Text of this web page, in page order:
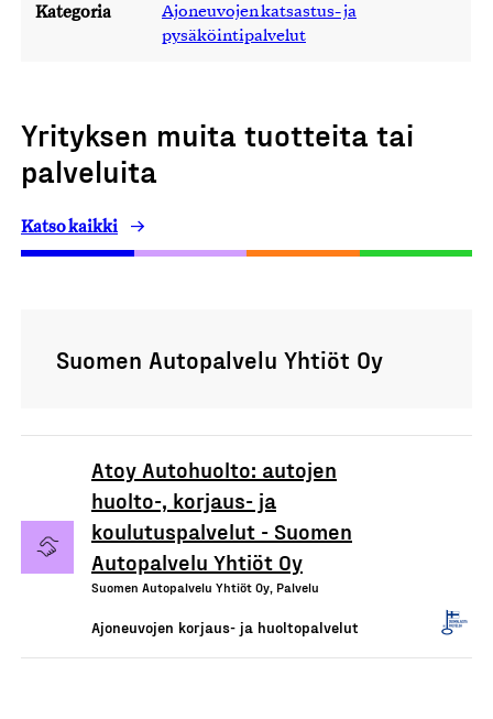
Kategoria
Ajoneuvojen katsastus- ja
pysäköintipalvelut
Yrityksen muita tuotteita tai
palveluita
Katso kaikki
Suomen Autopalvelu Yhtiöt Oy
Atoy Autohuolto: autojen
huolto-, korjaus- ja
koulutuspalvelut - Suomen
Autopalvelu Yhtiöt Oy
Suomen Autopalvelu Yhtiöt Oy, Palvelu
Ajoneuvojen korjaus- ja huoltopalvelut